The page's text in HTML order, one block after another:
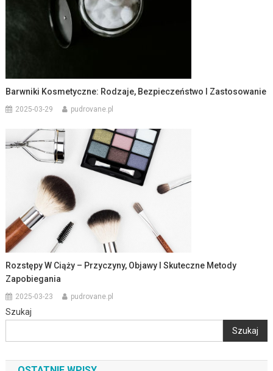
Barwniki Kosmetyczne: Rodzaje, Bezpieczeństwo I Zastosowanie
2025-03-29 pudrovane.pl
Rozstępy W Ciąży – Przyczyny, Objawy I Skuteczne Metody
Zapobiegania
2025-03-23 pudrovane.pl
Szukaj
Szukaj